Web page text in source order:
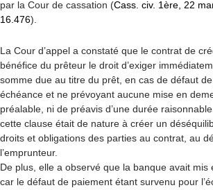
par la Cour de cassation (Cass. civ. 1ère, 22
16.476).
La Cour d’appel a constaté que le contrat de
bénéfice du prêteur le droit d’exiger
somme due au titre du prêt, en cas de défaut
échéance et ne prévoyant aucune mise en
préalable, ni de préavis d’une durée
cette clause était de nature à créer un
droits et obligations des parties au contrat, au
l’emprunteur.
De plus, elle a observé que la banque avait
car le défaut de paiement étant survenu pour